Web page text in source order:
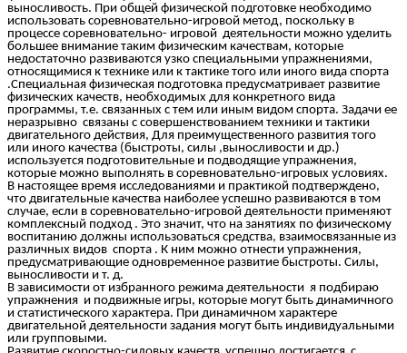
выносливость. При общей физической подготовке необходимо
использовать соревновательно-игровой метод, поскольку в
процессе соревновательно- игровой деятельности можно уделить
большее внимание таким физическим качествам, которые
недостаточно развиваются узко специальными упражнениями,
относящимися к технике или к тактике того или иного вида спорта
.Специальная физическая подготовка предусматривает развитие
физических качеств, необходимых для конкретного вида
программы, т.е. связанных с тем или иным видом спорта. Задачи ее
неразрывно связаны с совершенствованием техники и тактики
двигательного действия, Для преимущественного развития того
или иного качества (быстроты, силы ,выносливости и др.)
используется подготовительные и подводящие упражнения,
которые можно выполнять в соревновательно-игровых условиях.
В настоящее время исследованиями и практикой подтверждено,
что двигательные качества наиболее успешно развиваются в том
случае, если в соревновательно-игровой деятельности применяют
комплексный подход . Это значит, что на занятиях по физическому
воспитанию должны использоваться средства, взаимосвязанные из
различных видов спорта . К ним можно отнести упражнения,
предусматривающие одновременное развитие быстроты. Силы,
выносливости и т. д.
В зависимости от избранного режима деятельности я подбираю
упражнения и подвижные игры, которые могут быть динамичного
и статистического характера. При динамичном характере
двигательной деятельности задания могут быть индивидуальными
или групповыми.